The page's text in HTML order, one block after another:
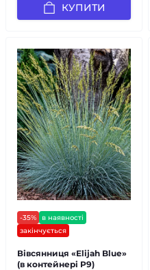
КУПИТИ
-35%
в наявності
закінчується
Вівсянниця «Elijah Blue»
(в контейнері Р9)